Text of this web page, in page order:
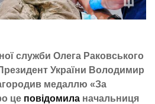
служби Олега Раковського
України Володимир
медаллю «За
це повідомила начальниця